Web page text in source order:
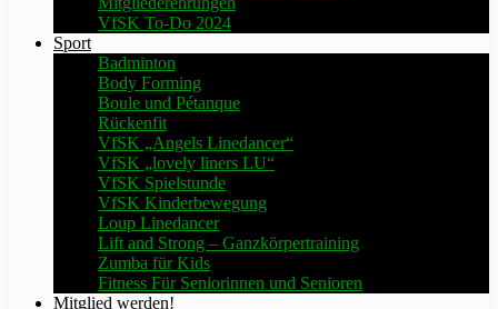
VfSK To-Do 2024
Sport
Badminton
Body Forming
Boule und Pétanque
Rückenfit
VfSK „Angels Linedancer“
VfSK „lovely liners LU“
VfSK Spielstunde
VfSK Kinderbewegung
Loup Linedancer
Lift and Strong – Ganzkörpertraining
Zumba für Kids
Fitness Für Seniorinnen und Senioren
Mitglied werden!